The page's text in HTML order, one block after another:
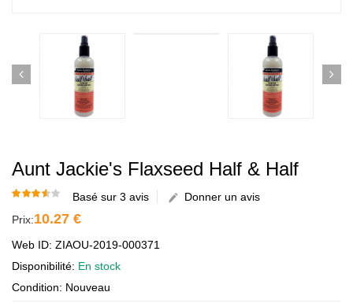
Aunt Jackie's Flaxseed Half & Half
Basé sur 3 avis
Donner un avis
Prix:10.27 €
Web ID: ZIAOU-2019-000371
Disponibilité: En stock
Condition: Nouveau